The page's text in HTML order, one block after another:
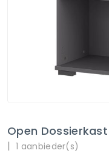
Open Dossierkast
| 1 aanbieder(s)